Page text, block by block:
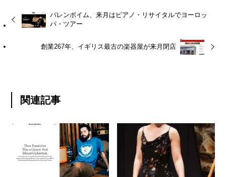
バレンボイム、来月はピアノ・リサイタルでヨーロッ
パ・ツアー
創業267年、イギリス最古の楽器屋が来月閉店
関連記事